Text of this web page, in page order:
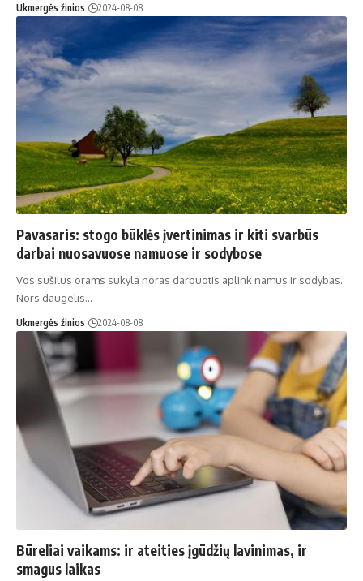
Ukmergės žinios 2024-08-08
Pavasaris: stogo būklės įvertinimas ir kiti svarbūs
darbai nuosavuose namuose ir sodybose
Vos sušilus orams sukyla noras darbuotis aplink namus ir sodybas.
Nors daugelis…
Ukmergės žinios 2024-08-08
Būreliai vaikams: ir ateities įgūdžių lavinimas, ir
smagus laikas